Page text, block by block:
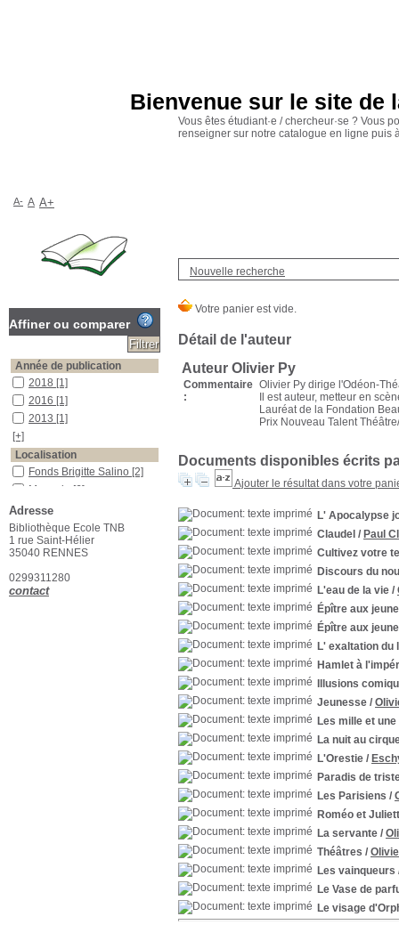
Nouvelle recherche
Détail de l'auteur
Auteur Olivier Py
Commentaire
:
Olivier Py dirige l'Odéon-
Il est auteur, metteur en
Lauréat de la Fondation
Prix Nouveau Talent
Documents disponibles écrits
Ajouter le résultat dans votre
L' Apocalypse
Claudel / Paul
Cultivez votre
Discours du
L'eau de la vie /
Épître aux
Épître aux
L' exaltation du
Hamlet à
Illusions
Jeunesse /
Les mille et
La nuit au
L'Orestie /
Paradis de
Les Parisiens /
Roméo et
La servante /
Théâtres /
Les vainqueurs
Le Vase de
Le visage
Bienvenue sur le site de
Vous êtes étudiant·e / chercheur·se ? Vous
renseigner sur notre catalogue en ligne puis
A- A A+
Affiner ou comparer
Année de publication
2018 [1]
2016 [1]
2013 [1]
[+]
Localisation
Fonds Brigitte Salino [2]
Magasin [6]
Bibliothèque Ecole TNB
Auteur
Claudel[1]
Eschyle[1]
Py[19]
Adresse
Bibliothèque Ecole TNB
1 rue Saint-Hélier
35040 RENNES
0299311280
contact